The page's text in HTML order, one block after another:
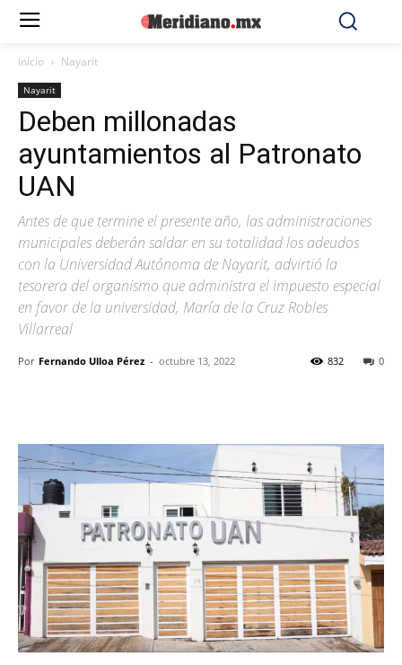
Inicio Nayarit
Nayarit
Deben millonadas
ayuntamientos al Patronato
UAN
Antes de que termine el presente año, las administraciones
municipales deberán saldar en su totalidad los adeudos
con la Universidad Autónoma de Nayarit, advirtió la
tesorera del organismo que administra el impuesto especial
en favor de la universidad, María de la Cruz Robles
Villarreal
Por Fernando Ulloa Pérez - octubre 13, 2022 0
832